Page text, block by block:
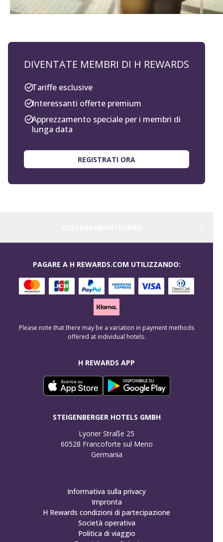
DIVENTATE MEMBRI DI H REWARDS
Tariffe esclusive
Interessanti offerte premium
Apprezzamento speciale per i membri di
lunga data
REGISTRATI ORA
H REWARDS APP
STEIGENBERGER HOTELS GMBH
Lyoner Straße 25
60528 Francoforte sul Meno
Germania
PAGARE A H REWARDS.COM UTILIZZANDO:
Please note that there may be a variation in payment methods
offered at individual hotels.
Informativa sulla privacy
Impronta
H Rewards condizioni di partecipazione
Società operativa
Politica di viaggio